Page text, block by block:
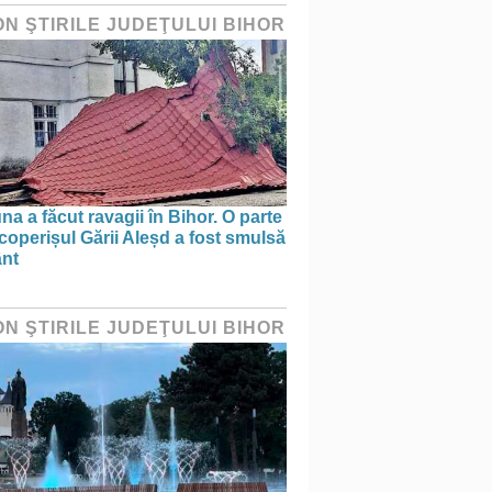
ŞTIRILE JUDEŢULUI BIHOR
a făcut ravagii în Bihor. O parte
Gării Aleșd a fost smulsă
ŞTIRILE JUDEŢULUI BIHOR